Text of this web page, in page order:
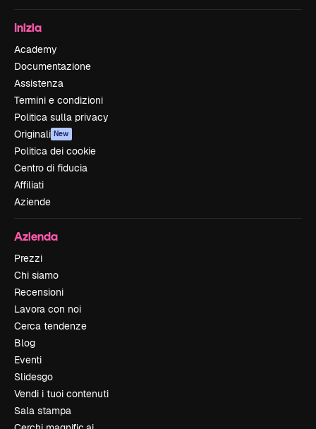
Inizia
Academy
Documentazione
Assistenza
Termini e condizioni
Politica sulla privacy
Originali New
Politica dei cookie
Centro di fiducia
Affiliati
Aziende
Azienda
Prezzi
Chi siamo
Recensioni
Lavora con noi
Cerca tendenze
Blog
Eventi
Slidesgo
Vendi i tuoi contenuti
Sala stampa